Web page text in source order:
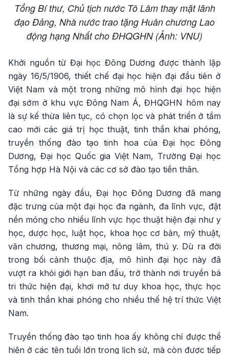
Tổng Bí thư, Chủ tịch nước Tô Lâm thay mặt lãnh
đạo Đảng, Nhà nước trao tặng Huân chương Lao
động hạng Nhất cho ĐHQGHN (Ảnh: VNU)
Khởi nguồn từ Đại học Đông Dương được thành lập
ngày 16/5/1906, thiết chế đại học hiện đại đầu tiên ở
Việt Nam và một trong những mô hình đại học hiện
đại sớm ở khu vực Đông Nam Á, ĐHQGHN hôm nay
là sự kế thừa liên tục, có chọn lọc và phát triển ở tầm
cao mới các giá trị học thuật, tinh thần khai phóng,
truyền thống đào tạo tinh hoa của Đại học Đông
Dương, Đại học Quốc gia Việt Nam, Trường Đại học
Tổng hợp Hà Nội và các cơ sở đào tạo tiền thân.
Từ những ngày đầu, Đại học Đông Dương đã mang
đặc trưng của một đại học đa ngành, đa lĩnh vực, đặt
nền móng cho nhiều lĩnh vực học thuật hiện đại như y
học, dược học, luật học, khoa học cơ bản, mỹ thuật,
văn chương, thương mại, nông lâm, thú y. Dù ra đời
trong bối cảnh thuộc địa, mô hình đại học này đã
vượt ra khỏi giới hạn ban đầu, trở thành nơi truyền bá
tri thức hiện đại, khơi mở tư duy khoa học, thực học
và tinh thần khai phóng cho nhiều thế hệ trí thức Việt
Nam.
Truyền thống đào tạo tinh hoa ấy không chỉ được thể
hiện ở các tên tuổi lớn trong lịch sử, mà còn được tiếp